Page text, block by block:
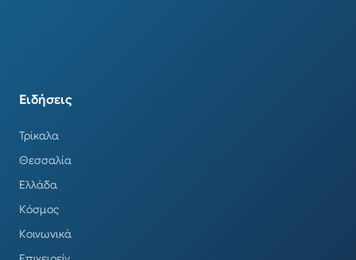
Ειδήσεις
Τρίκαλα
Θεσσαλία
Ελλάδα
Κόσμος
Κοινωνικά